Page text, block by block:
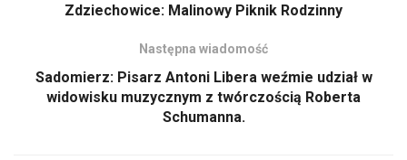
Zdziechowice: Malinowy Piknik Rodzinny
Następna wiadomość
Sadomierz: Pisarz Antoni Libera weźmie udział w
widowisku muzycznym z twórczością Roberta
Schumanna.